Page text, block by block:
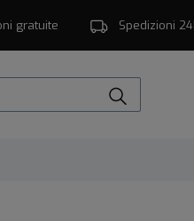
gratuite Spedizioni